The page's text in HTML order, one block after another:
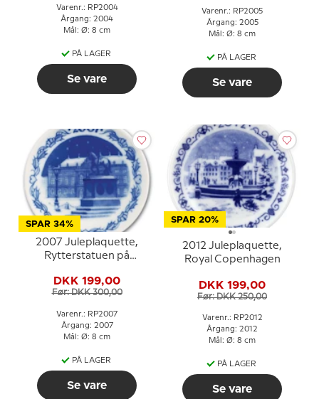
Varenr.: RP2004
Årgang: 2004
Mål: Ø: 8 cm
PÅ LAGER
Se vare
Varenr.: RP2005
Årgang: 2005
Mål: Ø: 8 cm
PÅ LAGER
Se vare
SPAR 34%
2007 Juleplaquette,
Rytterstatuen på
Royal Copenhagen
DKK 199,00
Før: DKK 300,00
Varenr.: RP2007
Årgang: 2007
Mål: Ø: 8 cm
PÅ LAGER
Se vare
SPAR 20%
2012 Juleplaquette,
Royal Copenhagen
DKK 199,00
Før: DKK 250,00
Varenr.: RP2012
Årgang: 2012
Mål: Ø: 8 cm
PÅ LAGER
Se vare